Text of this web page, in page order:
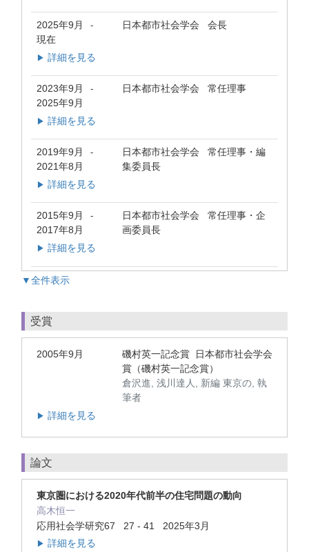
2025年9月 -
現在
日本都市社会学会 会長
▶ 詳細を見る
2023年9月 -
2025年9月
日本都市社会学会 常任理事
▶ 詳細を見る
2019年9月 -
2021年8月
日本都市社会学会 常任理事・編
集委員長
▶ 詳細を見る
2015年9月 -
2017年8月
日本都市社会学会 常任理事・企
画委員長
▶ 詳細を見る
▼全件表示
受賞
2005年9月
磯村英一記念賞 日本都市社会学会
賞（磯村英一記念賞）
倉沢進, 浅川達人, 新編 東京の, 執
筆者
▶ 詳細を見る
論文
東京圏における2020年代前半の住宅問題の動向
高木恒一
応用社会学研究67 27 - 41 2025年3月
▶ 詳細を見る